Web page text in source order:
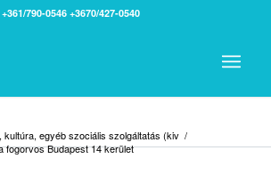
+361/790-0546 +3670/427-0540
kultúra, egyéb szociális szolgáltatás (kiv /
fogorvos Budapest 14 kerület